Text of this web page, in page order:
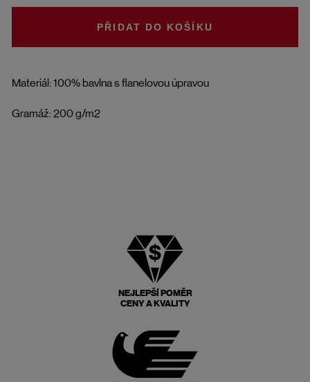
Materiál: 100% bavlna s flanelovou úpravou
Gramáž: 200 g/m2
DO KOŠÍKU
NEJLEPŠÍ POMĚR
CENY A KVALITY